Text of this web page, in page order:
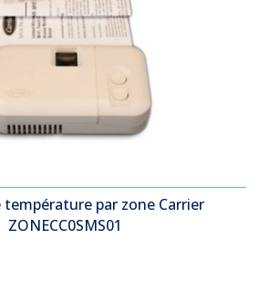
température par zone Carrier
ZONECC0SMS01